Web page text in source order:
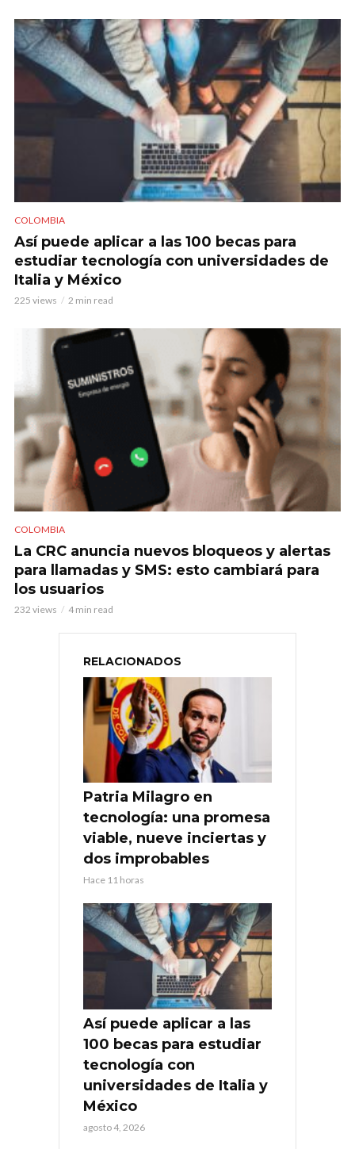
COLOMBIA
Así puede aplicar a las 100 becas para
estudiar tecnología con universidades de
Italia y México
225 views 2 min read
COLOMBIA
La CRC anuncia nuevos bloqueos y alertas
para llamadas y SMS: esto cambiará para
los usuarios
232 views 4 min read
RELACIONADOS
Patria Milagro en
tecnología: una promesa
viable, nueve inciertas y
dos improbables
Hace 11 horas
Así puede aplicar a las
100 becas para estudiar
tecnología con
universidades de Italia y
México
agosto 4, 2026